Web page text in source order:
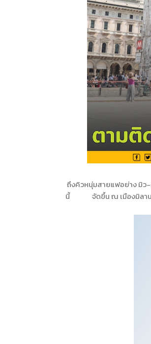
ถึงคิวหนุ่มสายแฟอย่าง มิว
นี้ จัดขึ้น ณ เมืองมิลาน ป